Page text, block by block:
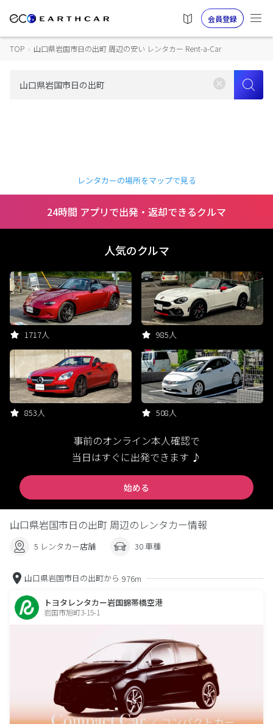
会員登録
TOP › 山口県岩国市日の出町 周辺の安い レンタカー Rent-a-Car
レンタカーの場所をマップで見る
24時間 アプリで出発・返却できるクルマ
人気のクルマ
1717人 985人
853人 508人
事前のオンライン本人確認で
当日はすぐに出発できます ♪
始める
山口県岩国市日の出町 周辺のレンタカー情報
5 レンタカー店舗 30 車種
山口県岩国市日の出町から 976m
トヨタレンタカー岩国錦帯橋空港
岩国市旭町3-15-1